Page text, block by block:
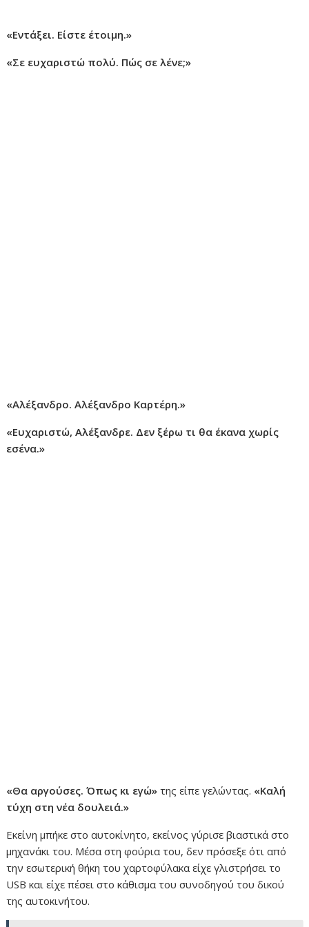
«Εντάξει. Είστε έτοιμη.»
«Σε ευχαριστώ πολύ. Πώς σε λένε;»
«Αλέξανδρο. Αλέξανδρο Καρτέρη.»
«Ευχαριστώ, Αλέξανδρε. Δεν ξέρω τι θα έκανα χωρίς
εσένα.»
«Θα αργούσες. Όπως κι εγώ» της είπε γελώντας. «Καλή
τύχη στη νέα δουλειά.»
Εκείνη μπήκε στο αυτοκίνητο, εκείνος γύρισε βιαστικά στο
μηχανάκι του. Μέσα στη φούρια του, δεν πρόσεξε ότι από
την εσωτερική θήκη του χαρτοφύλακα είχε γλιστρήσει το
USB και είχε πέσει στο κάθισμα του συνοδηγού του δικού
της αυτοκινήτου.